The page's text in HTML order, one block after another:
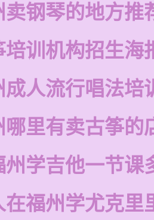
卖钢琴的地方推
培训机构招生海
成人流行唱法培
哪里有卖古筝的
州学吉他一节课
在福州学尤克里